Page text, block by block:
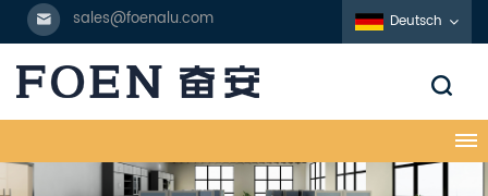
sales@foenalu.com Deutsch